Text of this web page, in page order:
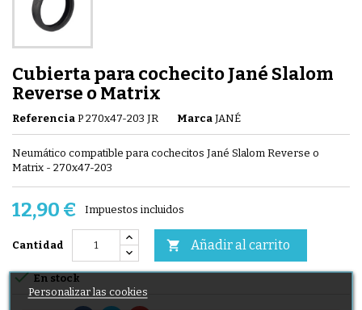
Cubierta para cochecito Jané Slalom
Reverse o Matrix
Referencia P 270x47-203 JR Marca JANÉ
Neumático compatible para cochecitos Jané Slalom Reverse o
Matrix - 270x47-203
12,90 € Impuestos incluidos
Cantidad  Añadir al carrito
 En stock
Personalizar las cookies